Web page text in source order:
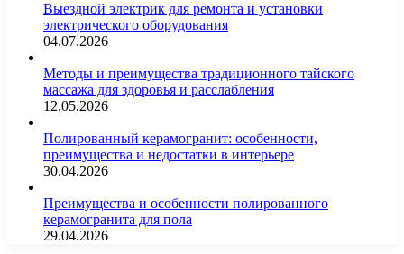
Выездной электрик для ремонта и установки
электрического оборудования
04.07.2026
Методы и преимущества традиционного тайского
массажа для здоровья и расслабления
12.05.2026
Полированный керамогранит: особенности,
преимущества и недостатки в интерьере
30.04.2026
Преимущества и особенности полированного
керамогранита для пола
29.04.2026